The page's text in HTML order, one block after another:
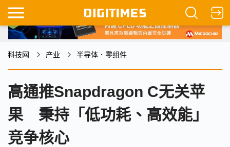
科技网 产业 半导体．零组件
高通推Snapdragon C无关苹
果 秉持「低功耗、高效能」
竞争核心